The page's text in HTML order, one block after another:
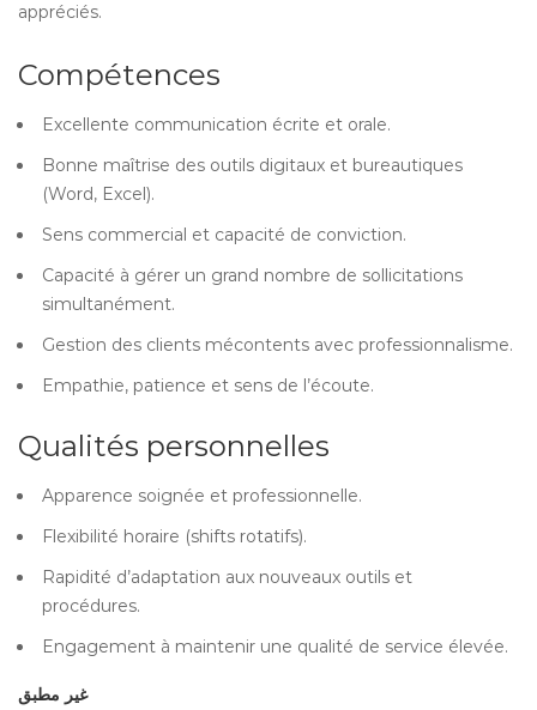
appréciés.
Compétences
Excellente communication écrite et orale.
Bonne maîtrise des outils digitaux et bureautiques
(Word, Excel).
Sens commercial et capacité de conviction.
Capacité à gérer un grand nombre de sollicitations
simultanément.
Gestion des clients mécontents avec professionnalisme.
Empathie, patience et sens de l’écoute.
Qualités personnelles
Apparence soignée et professionnelle.
Flexibilité horaire (shifts rotatifs).
Rapidité d’adaptation aux nouveaux outils et
procédures.
Engagement à maintenir une qualité de service élevée.
غير مطبق